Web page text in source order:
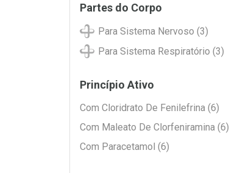
Partes do Corpo
Para Sistema Nervoso (3)
Para Sistema Respiratório (3)
Princípio Ativo
Com Cloridrato De Fenilefrina (6)
Com Maleato De Clorfeniramina (6)
Com Paracetamol (6)